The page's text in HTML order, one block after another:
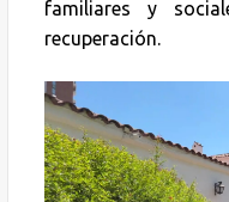
familiares y
recuperación.